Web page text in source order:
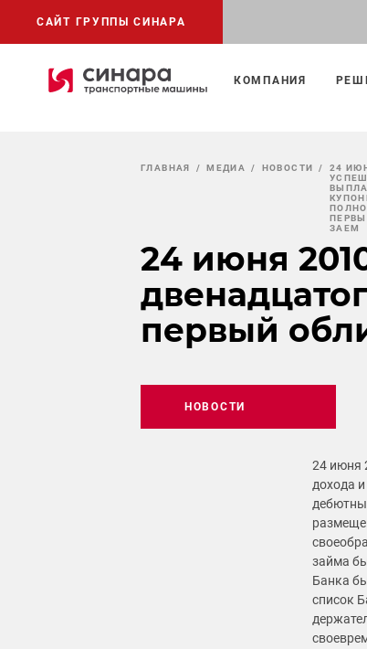
САЙТ ГРУППЫ СИНАРА
КОМПАНИЯ
ГЛАВНАЯ МЕДИА НОВОСТИ
24
ЗАЕМ
24 июня
первый
НОВОСТИ
24 июня
дохода
займа
Банка
список